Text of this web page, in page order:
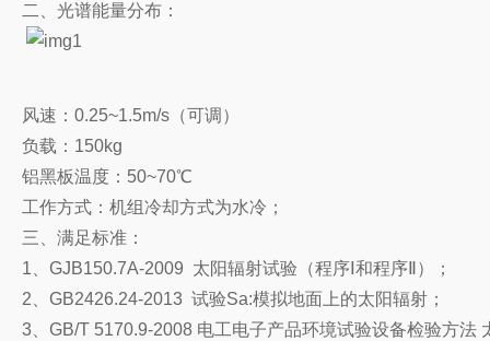
二、光谱能量分布：
风速：0.25~1.5m/s（可调）
负载：150kg
铝黑板温度：50~70℃
工作方式：机组冷却方式为水冷；
三、满足标准：
1、GJB150.7A-2009 太阳辐射试验（程序Ⅰ和程序Ⅱ）；
2、GB2426.24-2013 试验Sa:模拟地面上的太阳辐射；
3、GB/T 5170.9-2008 电工电子产品环境试验设备检验方法